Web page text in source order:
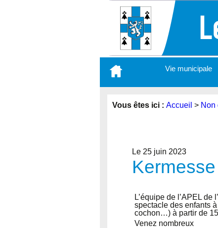
contenu
Vie municipale
Vous êtes ici : Accueil > Non
Le 25 juin 2023
L’équipe de l’APEL
spectacle des enfants
cochon…) à partir de
Venez nombreux